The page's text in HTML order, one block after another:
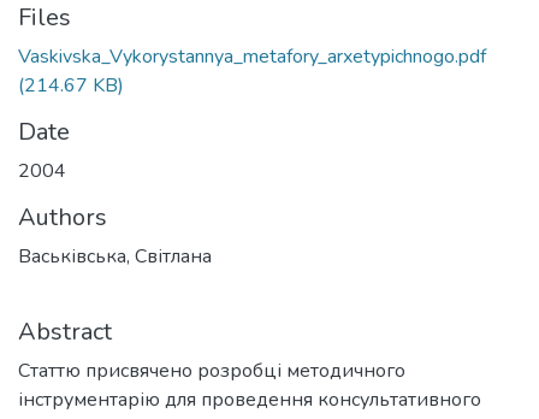
Files
Vaskivska_Vykorystannya_metafory_arxetypichnogo.pdf
(214.67 KB)
Date
2004
Authors
Васьківська, Світлана
Abstract
Статтю присвячено розробці методичного
інструментарію для проведення консультативного